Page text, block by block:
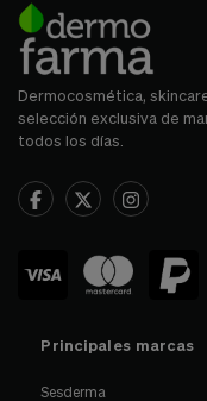
Dermocosmética,
selección exclusiva de
todos los días.
Principales marcas
Sesderma